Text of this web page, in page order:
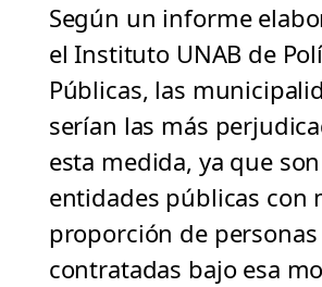
Según un informe
el Instituto UNAB de
Públicas, las
serían las más
esta medida, ya que
entidades públicas con
proporción de personas
contratadas bajo esa